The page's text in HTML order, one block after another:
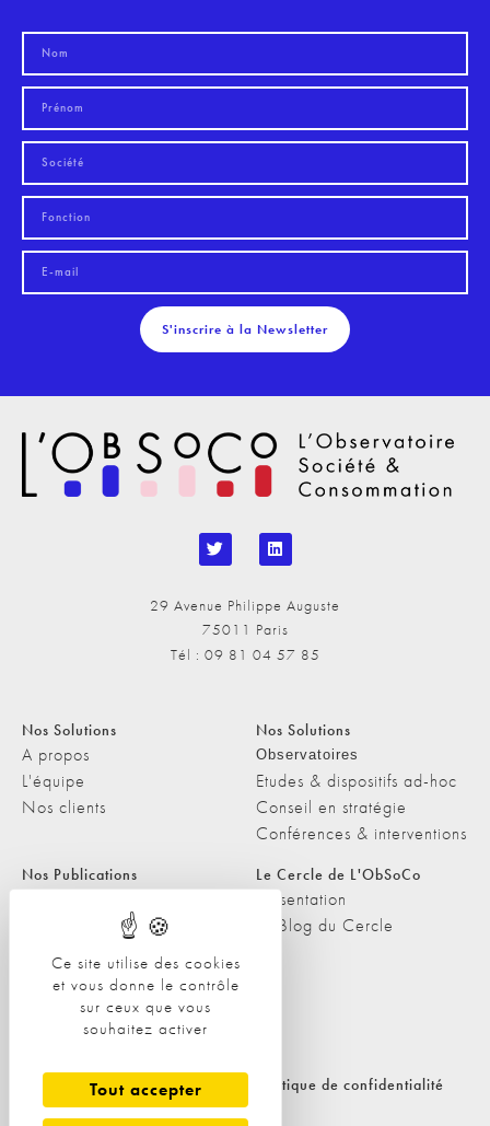
Ce site utilise des cookies
et vous donne le contrôle
sur ceux que vous
souhaitez activer
Tout accepter
S'inscrire à la Newsletter
29 Avenue Philippe Auguste
75011 Paris
Tél : 09 81 04 57 85
Nos Solutions
A propos
L'équipe
Nos clients
Nos Solutions
Observatoires
Etudes & dispositifs ad-hoc
Conseil en stratégie
Conférences & interventions
Nos Publications
Les Podcasts de L'ObSoCo
L'ObSoCo dans les médias
Le Cercle de L'ObSoCo
Présentation
Le Blog du Cercle
Contacts
Nous contacter
Politique de cookies Politique de confidentialité